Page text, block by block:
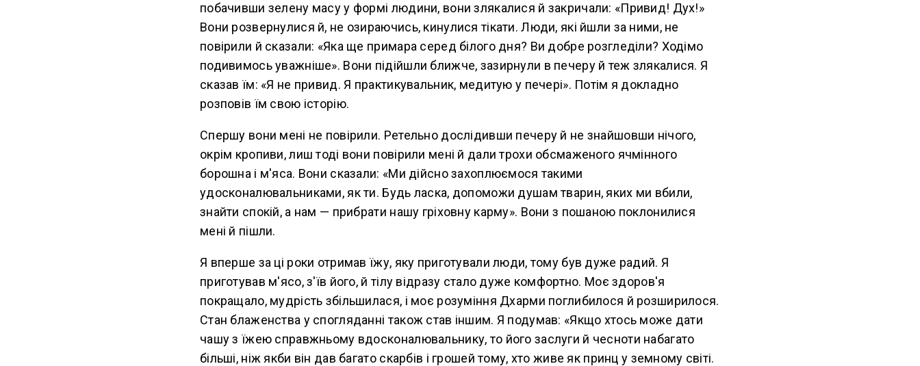
побачивши зелену масу у формі людини, вони злякалися й закричали: «Привид! Дух!»
Вони розвернулися й, не озираючись, кинулися тікати. Люди, які йшли за ними, не
повірили й сказали: «Яка ще примара серед білого дня? Ви добре розгледіли? Ходімо
подивимось уважніше». Вони підійшли ближче, зазирнули в печеру й теж злякалися. Я
сказав їм: «Я не привид. Я практикувальник, медитую у печері». Потім я докладно
розповів їм свою історію.
Спершу вони мені не повірили. Ретельно дослідивши печеру й не знайшовши нічого,
окрім кропиви, лиш тоді вони повірили мені й дали трохи обсмаженого ячмінного
борошна і м'яса. Вони сказали: «Ми дійсно захоплюємося такими
удосконалювальниками, як ти. Будь ласка, допоможи душам тварин, яких ми вбили,
знайти спокій, а нам — прибрати нашу гріховну карму». Вони з пошаною поклонилися
мені й пішли.
Я вперше за ці роки отримав їжу, яку приготували люди, тому був дуже радий. Я
приготував м'ясо, з'їв його, й тілу відразу стало дуже комфортно. Моє здоров'я
покращало, мудрість збільшилася, і моє розуміння Дхарми поглибилося й розширилося.
Стан блаженства у спогляданні також став іншим. Я подумав: «Якщо хтось може дати
чашу з їжею справжньому вдосконалювальнику, то його заслуги й чесноти набагато
більші, ніж якби він дав багато скарбів і грошей тому, хто живе як принц у земному світі.